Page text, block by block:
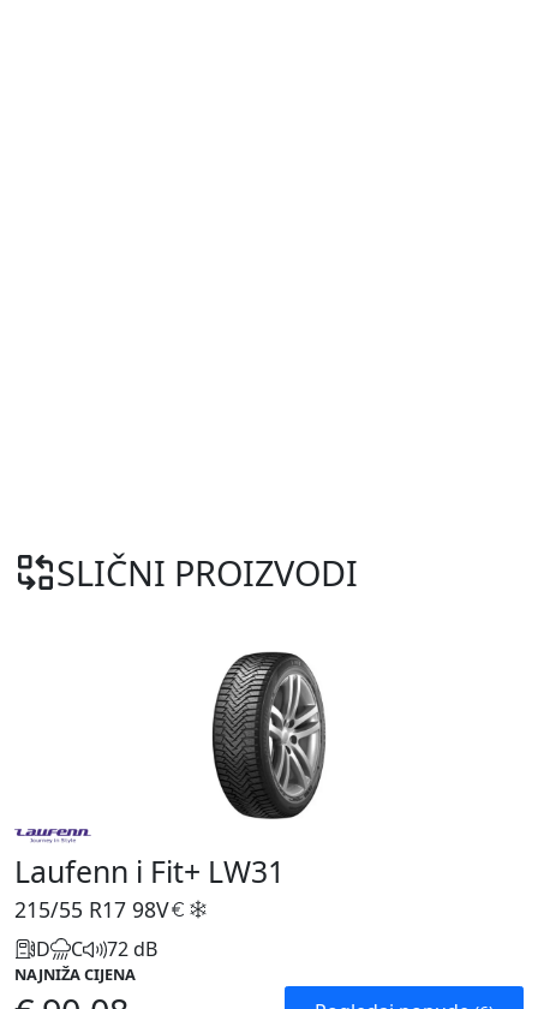
SLIČNI PROIZVODI
Laufenn i Fit+ LW31
215/55 R17 98V
D C 72 dB
NAJNIŽA CIJENA